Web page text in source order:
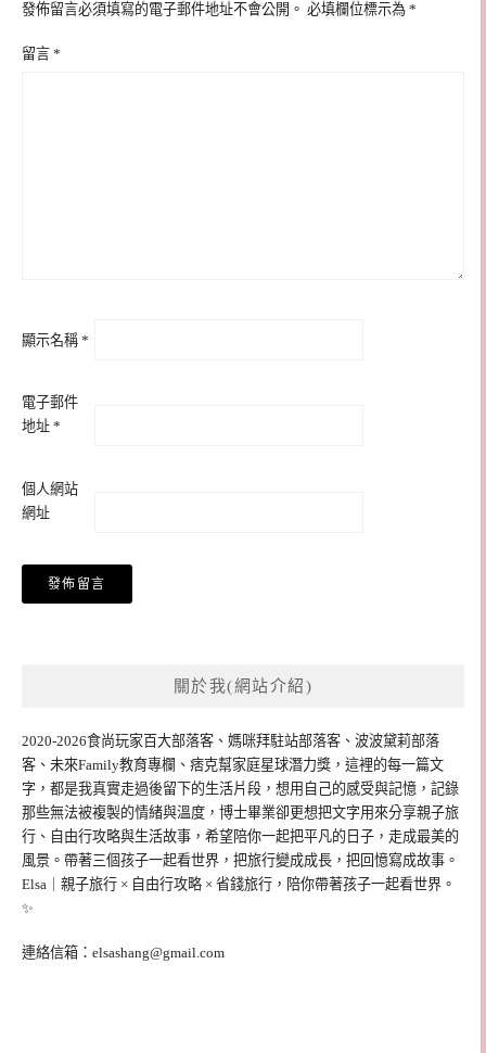
發佈留言必須填寫的電子郵件地址不會公開。 必填欄位標示為 *
留言 *
顯示名稱 *
電子郵件
地址 *
個人網站
網址
關於我(網站介紹)
2020-2026食尚玩家百大部落客、媽咪拜駐站部落客、波波黛莉部落
客、未來Family教育專欄、痞克幫家庭星球潛力獎，這裡的每一篇文
字，都是我真實走過後留下的生活片段，想用自己的感受與記憶，記錄
那些無法被複製的情緒與溫度，博士畢業卻更想把文字用來分享親子旅
行、自由行攻略與生活故事，希望陪你一起把平凡的日子，走成最美的
風景。帶著三個孩子一起看世界，把旅行變成成長，把回憶寫成故事。
Elsa｜親子旅行 × 自由行攻略 × 省錢旅行，陪你帶著孩子一起看世界。
✨
連絡信箱： elsashang@gmail.com